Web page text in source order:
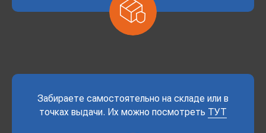
Забираете самостоятельно на складе или в
точках выдачи. Их можно посмотреть ТУТ